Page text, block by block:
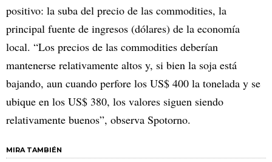
positivo: la suba del precio de las commodities, la
principal fuente de ingresos (dólares) de la economía
local. “Los precios de las commodities deberían
mantenerse relativamente altos y, si bien la soja está
bajando, aun cuando perfore los US$ 400 la tonelada y se
ubique en los US$ 380, los valores siguen siendo
relativamente buenos”, observa Spotorno.
MIRA TAMBIÉN